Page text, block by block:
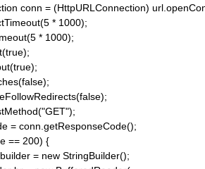
conn = (HttpURLConnection)
* 1000);
* 1000);
= conn.getResponseCode();
== 200) {
builder = new StringBuilder();